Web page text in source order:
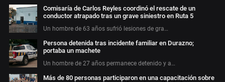
Comisaría de Carlos Reyles coordinó el rescate de un
conductor atrapado tras un grave siniestro en Ruta 5
Un hombre de 63 años sufrió lesiones de gra…
Persona detenida tras incidente familiar en Durazno;
portaba un machete
Un hombre de 27 años permanece detenido y a…
Más de 80 personas participaron en una capacitación sobre